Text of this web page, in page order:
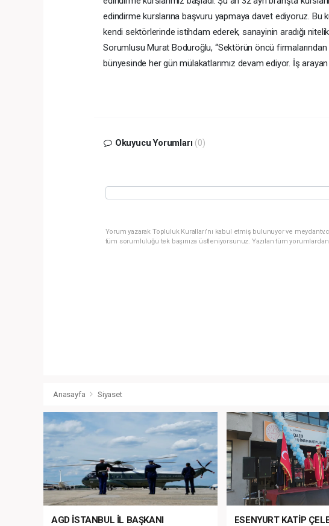
edindirme kurslarına başvuru yapmaya davet ediyoruz. Bu
kendi sektörlerinde istihdam ederek, sanayinin aradığı
Sorumlusu Murat Boduroğlu, “Sektörün öncü firmalarından
bünyesinde her gün mülakatlarımız devam ediyor. İş
Okuyucu Yorumları (0)
Yorum yazarak Topluluk Kuralları’nı kabul etmiş bulunuyor ve
tüm sorumluluğu tek başınıza üstleniyorsunuz. Yazılan tüm
Anasayfa Siyaset
AGD İSTANBUL İL BAŞKANI
ESENYURT KATİP